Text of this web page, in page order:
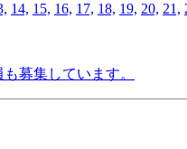
14, 15, 16, 17, 18, 19, 20, 21,
募集しています。